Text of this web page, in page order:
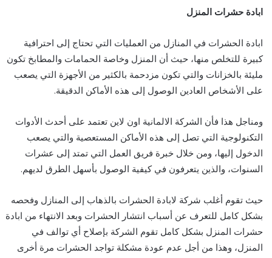
ابادة حشرات المنزل
ابادة الحشرات في المنازل من العمليات التي تحتاج إلى احترافية
كبيرة للتخلص منها، حيث أن المنزل وخاصة الحمامات والمطابخ تكون
مليئة بالخزانات والتي تكون مزدحمة بالكثير من الأجهزة التي يصعب
على الأشخاص العادين الوصول إلى هذه الأماكن الدقيقة.
ومناجل هذا فأن الشركة الالمانية اون لاين تعتمد على أحدث الأدوات
التكنولوجية التي تصل إلى هذه الأماكن المستعصية والتي يصعب
الدخول إليها، ومن خلال خبرة فريق العمل التي تمتد إلى عشرات
السنوات، والذين يتعرفون في كيفية الوصول بأسهل الطرق لديهم.
حيث تقوم أغلب شركة لابادة الحشرات بالذهاب إلى المنازل وفحصه
بشكل كامل للتعرف عن أسباب انتشار الحشرات وبعد الانتهاء من ابادة
حشرات المنزل بشكل كامل تقوم الشركة بإصلاح أي توالف في
المنزل، وهذا من أجل عدم عودة مشكلة تواجد الحشرات مرة أخرى